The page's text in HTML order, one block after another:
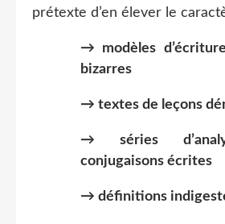
prétexte d’en élever le
→ modèles
bizarres
→ textes de leçons
→ séries
conjugaisons écrites
→ définitions